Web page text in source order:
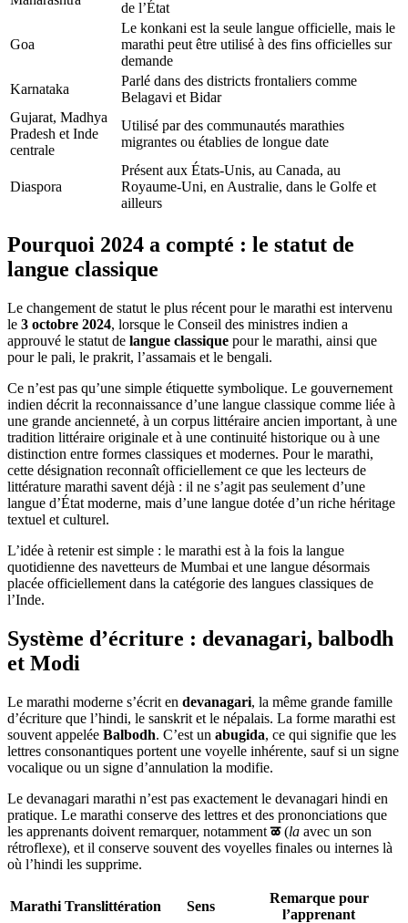
de l’État
Goa
Le konkani est la seule langue officielle, mais le
marathi peut être utilisé à des fins officielles sur
demande
Karnataka
Parlé dans des districts frontaliers comme
Belagavi et Bidar
Gujarat, Madhya
Pradesh et Inde
centrale
Utilisé par des communautés marathies
migrantes ou établies de longue date
Diaspora
Présent aux États-Unis, au Canada, au
Royaume-Uni, en Australie, dans le Golfe et
ailleurs
Pourquoi 2024 a compté : le statut de
langue classique
Le changement de statut le plus récent pour le marathi est intervenu
le 3 octobre 2024, lorsque le Conseil des ministres indien a
approuvé le statut de langue classique pour le marathi, ainsi que
pour le pali, le prakrit, l’assamais et le bengali.
Ce n’est pas qu’une simple étiquette symbolique. Le gouvernement
indien décrit la reconnaissance d’une langue classique comme liée à
une grande ancienneté, à un corpus littéraire ancien important, à une
tradition littéraire originale et à une continuité historique ou à une
distinction entre formes classiques et modernes. Pour le marathi,
cette désignation reconnaît officiellement ce que les lecteurs de
littérature marathi savent déjà : il ne s’agit pas seulement d’une
langue d’État moderne, mais d’une langue dotée d’un riche héritage
textuel et culturel.
L’idée à retenir est simple : le marathi est à la fois la langue
quotidienne des navetteurs de Mumbai et une langue désormais
placée officiellement dans la catégorie des langues classiques de
l’Inde.
Système d’écriture : devanagari, balbodh
et Modi
Le marathi moderne s’écrit en devanagari, la même grande famille
d’écriture que l’hindi, le sanskrit et le népalais. La forme marathi est
souvent appelée Balbodh. C’est un abugida, ce qui signifie que les
lettres consonantiques portent une voyelle inhérente, sauf si un signe
vocalique ou un signe d’annulation la modifie.
Le devanagari marathi n’est pas exactement le devanagari hindi en
pratique. Le marathi conserve des lettres et des prononciations que
les apprenants doivent remarquer, notammentळ(la avec un son
rétroflexe), et il conserve souvent des voyelles finales ou internes là
où l’hindi les supprime.
Marathi Translittération Sens
Remarque pour
l’apprenant